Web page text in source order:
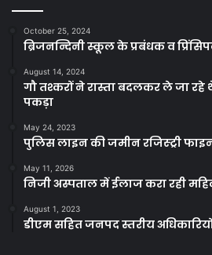
October 25, 2024
ब्रिजनन्दिनी स्कूल के प्रबंधक व
August 14, 2024
गौ तश्करों ने रास्ता बदलकर ले जा
पकड़ा
May 24, 2023
पुलिस लाइन की जमीन रजिस्ट्री
May 11, 2026
निजी अस्पताल में ईलाज करा रही
August 1, 2023
डीएम सहित जनपद स्तरीय